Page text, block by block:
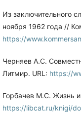
Из заключительного
ноября 1962 года //
https://
Черняев А.С.
Литмир. URL: https://
Горбачев М.С. Жизнь
https://libcat.ru/knigi/